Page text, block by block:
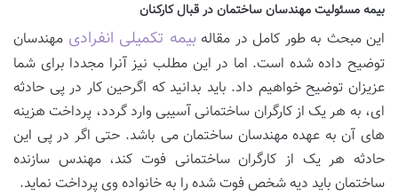
بیمه مسئولیت مهندسان ساختمان در قبال کارکنان
این مبحث به طور کامل در مقالهبیمه تکمیلی انفرادی مهندسان
توضیح داده شده است. اما در این مطلب نیز آنرا مجددا برای شما
عزیزان توضیح خواهیم داد. باید بدانید که اگرحین کار در پی حادثه
ای، به هر یک از کارگران ساختمانی آسیبی وارد گردد، پرداخت هزینه
های آن به عهده مهندسان ساختمان می باشد. حتی اگر در پی این
حادثه هر یک از کارگران ساختمانی فوت کند، مهندس سازنده
ساختمان باید دیه شخص فوت شده را به خانواده وی پرداخت نماید.